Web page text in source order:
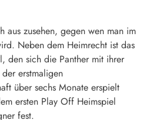
aus zusehen, gegen wen man im
Neben dem Heimrecht ist das
den sich die Panther mit ihrer
erstmaligen
über sechs Monate erspielt
ersten Play Off Heimspiel
fest.